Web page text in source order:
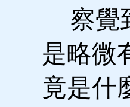
察覺
是略微
竟是什